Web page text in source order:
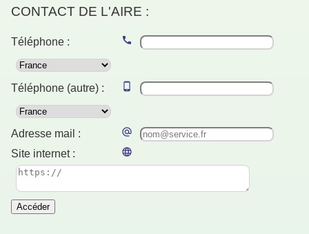
CONTACT DE L'AIRE :
Téléphone :
Téléphone (autre) :
Adresse mail :
Site internet :
Accéder